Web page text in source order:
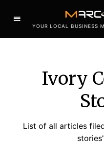
YOUR LOCAL BUSINESS
Ivory
List of all articles